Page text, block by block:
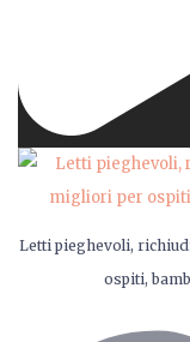
Letti pieghevoli,
ospiti,